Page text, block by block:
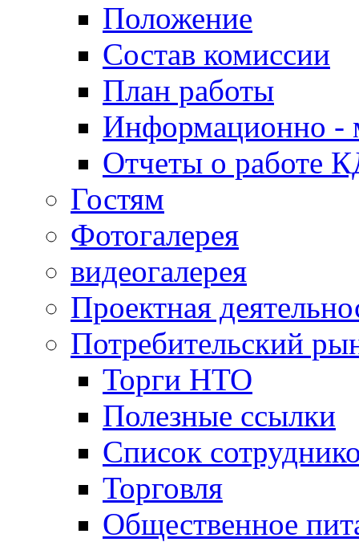
Положение
Состав комиссии
План работы
Информационно -
Отчеты о работе
Гостям
Фотогалерея
видеогалерея
Проектная
Потребительский
Торги НТО
Полезные ссылки
Список
Торговля
Общественное